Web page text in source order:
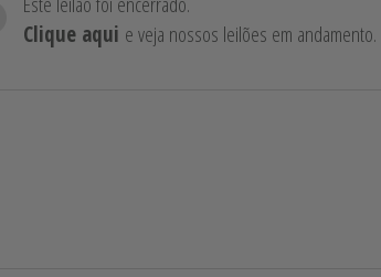
Clique aqui e veja nossos leilões em andamento.